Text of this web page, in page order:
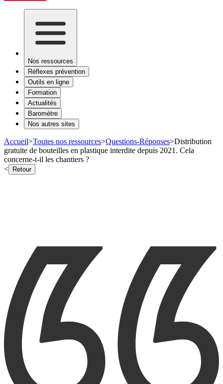
Nos ressources
Réflexes prévention
Outils en ligne
Formation
Actualités
Baromètre
Nos autres sites
Accueil>Toutes nos ressources>Questions-Réponses>Distribution
gratuite de bouteilles en plastique interdite depuis 2021. Cela
concerne-t-il les chantiers ?
< Retour